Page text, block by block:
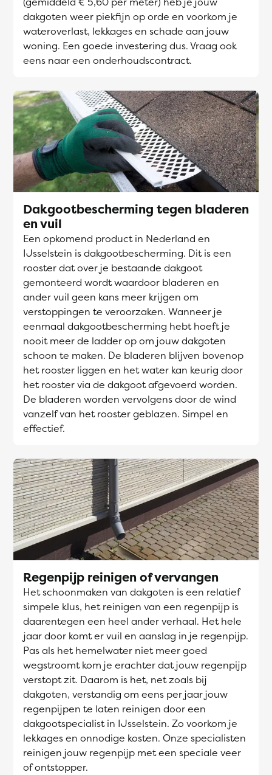
dakgoten weer piekfijn op orde en voorkom je
wateroverlast, lekkages en schade aan jouw
woning. Een goede investering dus. Vraag ook
eens naar een onderhoudscontract.
Dakgootbescherming tegen bladeren
en vuil
Een opkomend product in Nederland en
IJsselstein is dakgootbescherming. Dit is een
rooster dat over je bestaande dakgoot
gemonteerd wordt waardoor bladeren en
ander vuil geen kans meer krijgen om
verstoppingen te veroorzaken. Wanneer je
eenmaal dakgootbescherming hebt hoeft je
nooit meer de ladder op om jouw dakgoten
schoon te maken. De bladeren blijven bovenop
het rooster liggen en het water kan keurig door
het rooster via de dakgoot afgevoerd worden.
De bladeren worden vervolgens door de wind
vanzelf van het rooster geblazen. Simpel en
effectief.
Regenpijp reinigen of vervangen
Het schoonmaken van dakgoten is een relatief
simpele klus, het reinigen van een regenpijp is
daarentegen een heel ander verhaal. Het hele
jaar door komt er vuil en aanslag in je regenpijp.
Pas als het hemelwater niet meer goed
wegstroomt kom je erachter dat jouw regenpijp
verstopt zit. Daarom is het, net zoals bij
dakgoten, verstandig om eens per jaar jouw
regenpijpen te laten reinigen door een
dakgootspecialist in IJsselstein. Zo voorkom je
lekkages en onnodige kosten. Onze specialisten
reinigen jouw regenpijp met een speciale veer
of ontstopper.